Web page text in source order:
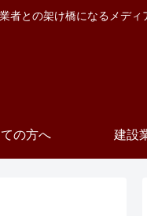
者との架け橋になるメディ
の方へ 建設